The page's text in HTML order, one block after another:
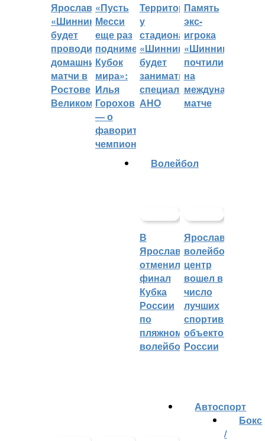
Ярославский
«Шинник»
будет
проводить
домашние
матчи в
Ростове
Великом
«Пусть
Месси
еще раз
поднимет
Кубок
мира»:
Илья
Горохов
— о
фаворитах
чемпионата
Территорией
у
стадиона
«Шинник»
будет
заниматься
специальное
АНО
Память
экс-
игрока
«Шинника»
почтили
на
международном
матче
Волейбол
В
Ярославле
отменили
финал
Кубка
России
по
пляжному
волейболу
Ярославский
волейбольный
центр
вошел в
число
лучших
спортивных
объектов
России
Автоспорт
Бокс
/